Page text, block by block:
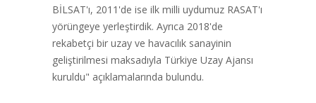
BİLSAT'ı, 2011'de ise ilk milli uydumuz RASAT'ı
yörüngeye yerleştirdik. Ayrıca 2018'de
rekabetçi bir uzay ve havacılık sanayinin
geliştirilmesi maksadıyla Türkiye Uzay Ajansı
kuruldu" açıklamalarında bulundu.